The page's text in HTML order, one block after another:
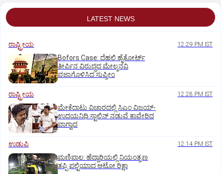
LATEST NEWS
ರಾಷ್ಟ್ರೀಯ 12:29 PM IST
Bofors Case: ದೆಹಲಿ ಹೈಕೋರ್ಟ್‌
ತೀರ್ಪಿನ ವಿರುದ್ಧದ ಮೇಲ್ಮನವಿ
ವಜಾಗೊಳಿಸಿದ ಸುಪ್ರೀಂ
ರಾಷ್ಟ್ರೀಯ 12:28 PM IST
ಮೇಕೆದಾಟು ವಿಚಾರದಲ್ಲಿ ಸಿಎಂ ವಿಜಯ್-
ಉದಯನಿಧಿ ಸ್ಟಾಲಿನ್ ನಡುವೆ ಕಾವೇರಿದ
ವಾಗ್ವಾದ
ಉಡುಪಿ 12:14 PM IST
ಮಣಿಪಾಲ: ಹೆದ್ದಾರಿಯಲ್ಲಿ ನಿಯಂತ್ರಣ
ತಪ್ಪಿ ಪಲ್ಟಿಯಾದ ಆಟೋ ರಿಕ್ಷಾ